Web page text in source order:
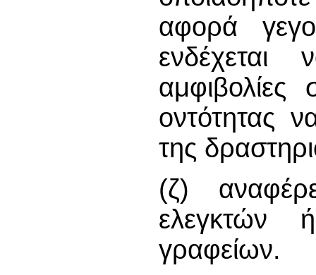
αφορά
ενδέχεται
αμφιβολίες
οντότητας
της
(ζ)
ελεγκτών
γραφείων.